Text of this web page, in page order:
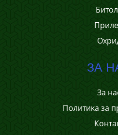
ЗА
За
Политика за